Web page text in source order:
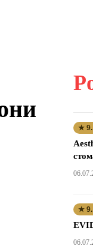
★
★